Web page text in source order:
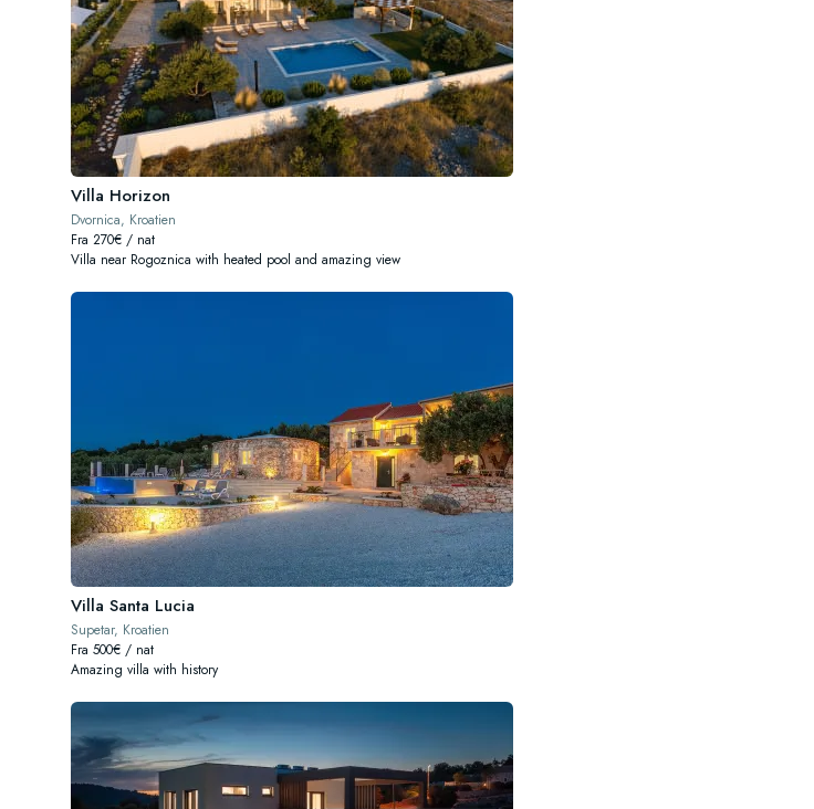
Villa Horizon
Dvornica, Kroatien
Fra 270€ / nat
Villa near Rogoznica with heated pool and amazing view
Villa Santa Lucia
Supetar, Kroatien
Fra 500€ / nat
Amazing villa with history